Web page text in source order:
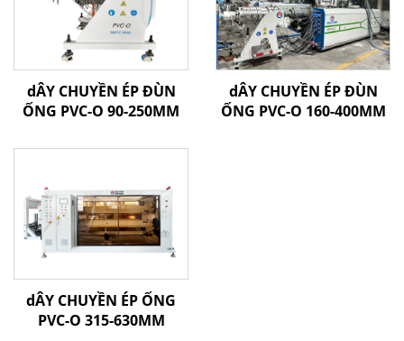
dÂY CHUYỀN ÉP ĐÙN
ỐNG PVC-O 90-250MM
dÂY CHUYỀN ÉP ĐÙN
ỐNG PVC-O 160-400MM
dÂY CHUYỀN ÉP ỐNG
PVC-O 315-630MM